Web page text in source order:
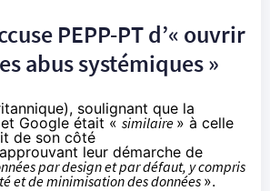
PEPP-PT d’« ouvrir
abus systémiques »
soulignant que la
Google était « similaire » à celle
de son côté
approuvant leur démarche de
par design et par défaut, y compris
et de minimisation des données ».